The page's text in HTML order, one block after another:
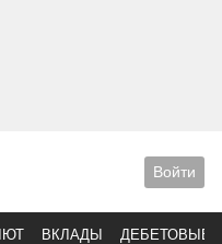
Войти
ВКЛАДЫ ДЕБЕТОВЫЕ